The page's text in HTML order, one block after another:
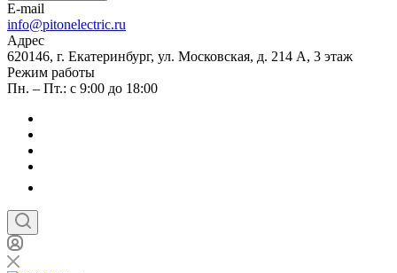
E-mail
info@pitonelectric.ru
Адрес
620146, г. Екатеринбург, ул. Московская, д. 214 А, 3 этаж
Режим работы
Пн. – Пт.: с 9:00 до 18:00